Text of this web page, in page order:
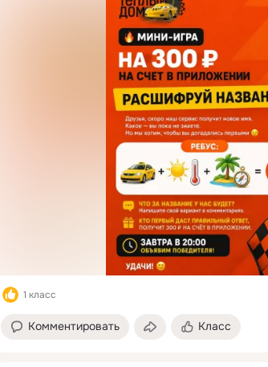
1 класс
Комментировать Класс